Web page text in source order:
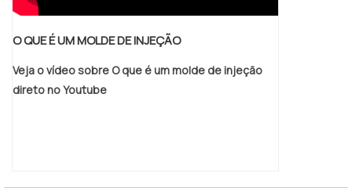
O QUE É UM MOLDE DE INJEÇÃO
Veja o vídeo sobre O que é um molde de injeção
direto no Youtube